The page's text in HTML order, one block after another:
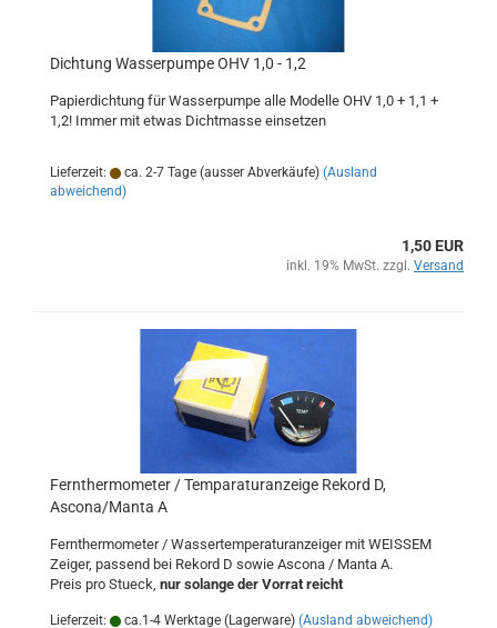
Dichtung Wasserpumpe OHV 1,0 - 1,2
Papierdichtung für Wasserpumpe alle Modelle OHV 1,0 + 1,1 +
1,2! Immer mit etwas Dichtmasse einsetzen
Lieferzeit: ca. 2-7 Tage (ausser Abverkäufe) (Ausland
abweichend)
1,50 EUR
inkl. 19% MwSt. zzgl. Versand
Fernthermometer / Temparaturanzeige Rekord D,
Ascona/Manta A
Fernthermometer / Wassertemperaturanzeiger mit WEISSEM
Zeiger, passend bei Rekord D sowie Ascona / Manta A.
Preis pro Stueck, nur solange der Vorrat reicht
Lieferzeit: ca.1-4 Werktage (Lagerware) (Ausland abweichend)